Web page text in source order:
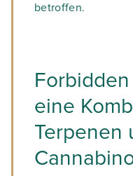
betroffen.
eine
Terpenen